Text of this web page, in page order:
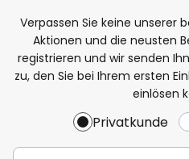
Verpassen Sie keine unserer
Aktionen und die neusten
registrieren und wir senden
zu, den Sie bei Ihrem ersten
einlösen
Privatkunde